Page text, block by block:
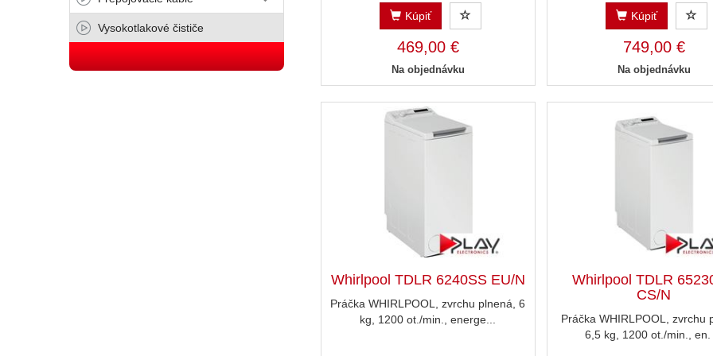
Vysokotlakové čističe
Kúpiť
469,00 €
Na objednávku
Kúpiť
749,00 €
Na objednávku
Whirlpool TDLR 6240SS EU/N
Práčka WHIRLPOOL, zvrchu plnená, 6
kg, 1200 ot./min., energe...
Whirlpool TDLR
CS/N
Práčka WHIRLPOOL, zvrchu
6,5 kg, 1200 ot./min., en.